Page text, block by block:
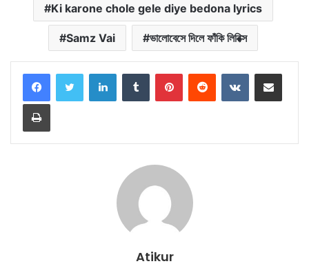
Ki karone chole gele diye bedona lyrics
Samz Vai ভালোবেসে দিলে ফাঁকি লিরিক্স
LinkedInTumblr PinterestReddit VKontakteShare via Email
Print
Atikur